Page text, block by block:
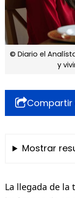
© Diario el
y
Mostrar
La llegada de la